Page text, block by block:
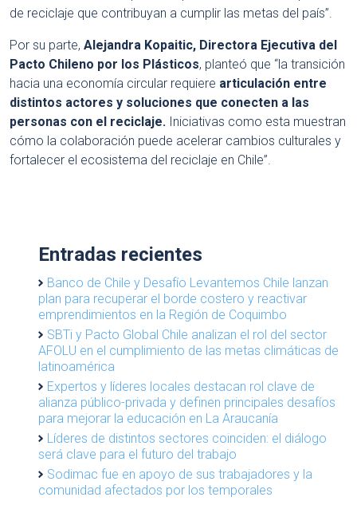
de reciclaje que contribuyan a cumplir las metas del país”.
Por su parte, Alejandra Kopaitic, Directora Ejecutiva del
Pacto Chileno por los Plásticos, planteó que “la transición
hacia una economía circular requiere articulación entre
distintos actores y soluciones que conecten a las
personas con el reciclaje. Iniciativas como esta muestran
cómo la colaboración puede acelerar cambios culturales y
fortalecer el ecosistema del reciclaje en Chile”.
Entradas recientes
Banco de Chile y Desafío Levantemos Chile lanzan
plan para recuperar el borde costero y reactivar
emprendimientos en la Región de Coquimbo
SBTi y Pacto Global Chile analizan el rol del sector
AFOLU en el cumplimiento de las metas climáticas de
latinoamérica
Expertos y líderes locales destacan rol clave de
alianza público-privada y definen principales desafíos
para mejorar la educación en La Araucanía
Líderes de distintos sectores coinciden: el diálogo
será clave para el futuro del trabajo
Sodimac fue en apoyo de sus trabajadores y la
comunidad afectados por los temporales